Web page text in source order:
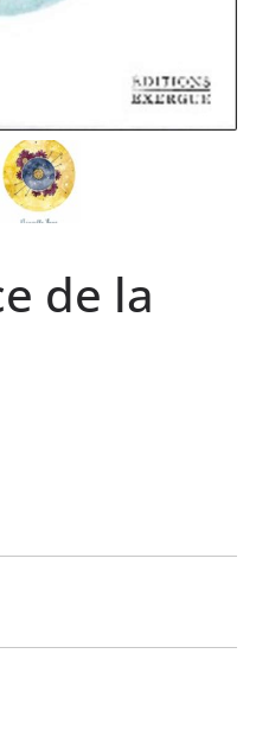
de la